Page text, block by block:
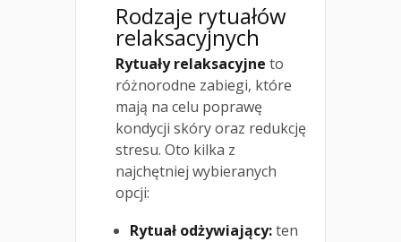
Rodzaje rytuałów
relaksacyjnych
Rytuały relaksacyjne to
różnorodne zabiegi, które
mają na celu poprawę
kondycji skóry oraz redukcję
stresu. Oto kilka z
najchętniej wybieranych
opcji:
Rytuał odżywiający:ten